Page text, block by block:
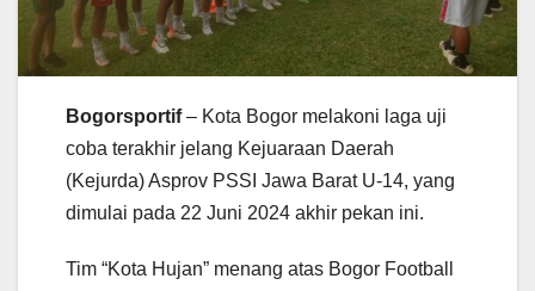
Bogorsportif– Kota Bogor melakoni laga uji
coba terakhir jelang Kejuaraan Daerah
(Kejurda) Asprov PSSI Jawa Barat U-14, yang
dimulai pada 22 Juni 2024 akhir pekan ini.
Tim “Kota Hujan” menang atas Bogor Football